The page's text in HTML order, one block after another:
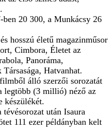
20 300, a Munkácsy 26
hosszú életű magazinműsor
Cimbora, Életet az
Panoráma,
Hatvanhat.
álló szerzői sorozatát
legtöbb (3 millió) néző az
készülékét.
után Isaura
111 ezer példányban kelt